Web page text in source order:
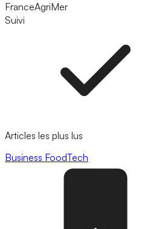
FranceAgriMer
Suivi
Articles les plus lus
Business FoodTech